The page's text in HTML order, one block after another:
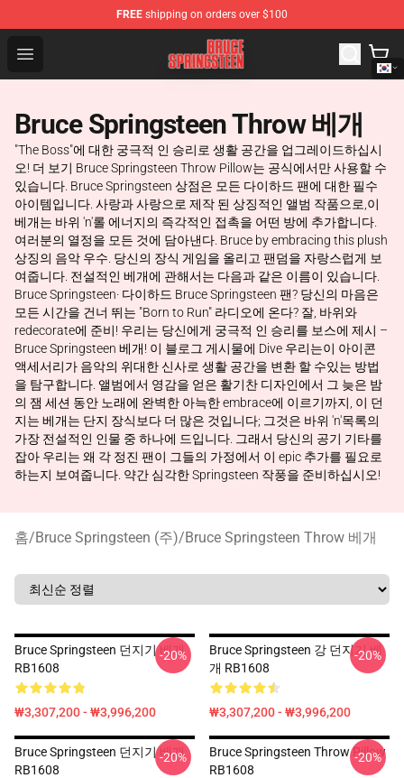
FREE shipping on orders over $100
Open menu
Bruce Springsteen Store - Official Bruce Springsteen
Bruce Springsteen Throw 베개
"The Boss"에 대한 궁극적 인 승리로 생활 공간을 업그레이드하십시
오! 더 보기 Bruce Springsteen Throw Pillow는 공식에서만 사용할 수
있습니다. Bruce Springsteen 상점은 모든 다이하드 팬에 대한 필수
아이템입니다. 사랑과 사랑으로 제작 된 상징적인 앨범 작품으로,이
베개는 바위 'n'롤 에너지의 즉각적인 접촉을 어떤 방에 추가합니다.
여러분의 열정을 모든 것에 담아낸다. Bruce by embracing this plush
상징의 음악 우수. 당신의 장식 게임을 올리고 팬덤을 자랑스럽게 보
여줍니다. 전설적인 베개에 관해서는 다음과 같은 이름이 있습니다.
Bruce Springsteen· 다이하드 Bruce Springsteen 팬? 당신의 마음은
모든 시간을 건너 뛰는 "Born to Run" 라디오에 온다? 잘, 바위와
redecorate에 준비! 우리는 당신에게 궁극적 인 승리를 보스에 제시 –
Bruce Springsteen 베개! 이 블로그 게시물에 Dive 우리는이 아이콘
액세서리가 음악의 위대한 신사로 생활 공간을 변환 할 수있는 방법
을 탐구합니다. 앨범에서 영감을 얻은 활기찬 디자인에서 그 늦은 밤
의 잼 세션 동안 노래에 완벽한 아늑한 embrace에 이르기까지, 이 던
지는 베개는 단지 장식보다 더 많은 것입니다; 그것은 바위 'n'목록의
가장 전설적인 인물 중 하나에 드입니다. 그래서 당신의 공기 기타를
잡아 우리는 왜 각 정진 팬이 그들의 가정에서 이 epic 추가를 필요로
하는지 보여줍니다. 약간 심각한 Springsteen 작풍을 준비하십시오!
홈/Bruce Springsteen (주)/Bruce Springsteen Throw 베개
Bruce Springsteen 던지기 베개
RB1608
₩3,307,200 - ₩3,996,200
-20%
Bruce Springsteen 강 던지기 베
개 RB1608
₩3,307,200 - ₩3,996,200
-20%
Bruce Springsteen 던지기 베개
RB1608
-20%
Bruce Springsteen Throw Pillow
RB1608
-20%